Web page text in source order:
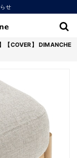
せ
【COVER】 DIMANCHE